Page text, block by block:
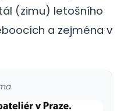
(zimu) letošního
a zejména v